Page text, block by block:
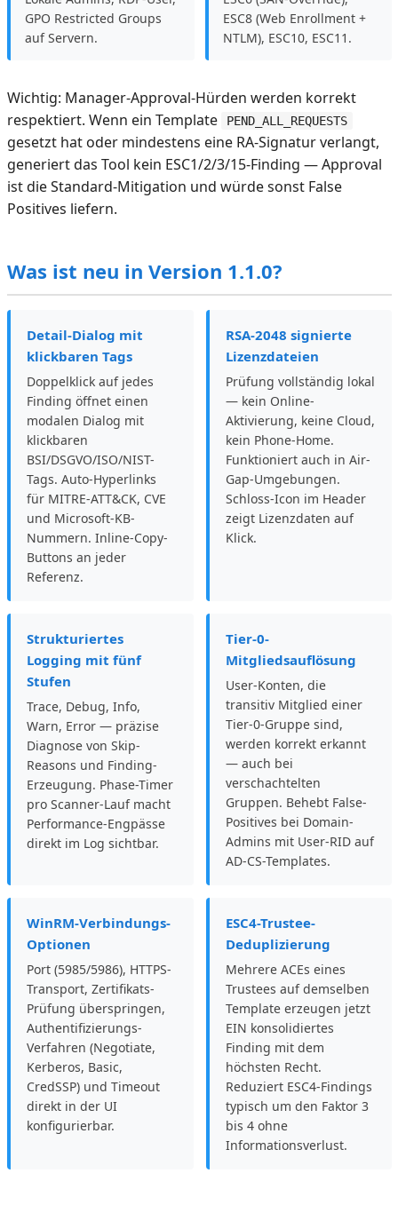
GPO Restricted Groups
auf Servern.
ESC8 (Web Enrollment +
NTLM), ESC10, ESC11.
Wichtig: Manager-Approval-Hürden werden korrekt
respektiert. Wenn ein Template
PEND_ALL_REQUESTS
gesetzt hat oder mindestens eine RA-Signatur verlangt,
generiert das Tool kein ESC1/2/3/15-Finding — Approval
ist die Standard-Mitigation und würde sonst False
Positives liefern.
Was ist neu in Version 1.1.0?
Detail-Dialog mit
klickbaren Tags
Doppelklick auf jedes
Finding öffnet einen
modalen Dialog mit
klickbaren
BSI/DSGVO/ISO/NIST-
Tags. Auto-Hyperlinks
für MITRE-ATT&CK, CVE
und Microsoft-KB-
Nummern. Inline-Copy-
Buttons an jeder
Referenz.
RSA-2048 signierte
Lizenzdateien
Prüfung vollständig lokal
— kein Online-
Aktivierung, keine Cloud,
kein Phone-Home.
Funktioniert auch in Air-
Gap-Umgebungen.
Schloss-Icon im Header
zeigt Lizenzdaten auf
Klick.
Strukturiertes
Logging mit fünf
Stufen
Trace, Debug, Info,
Warn, Error — präzise
Diagnose von Skip-
Reasons und Finding-
Erzeugung. Phase-Timer
pro Scanner-Lauf macht
Performance-Engpässe
direkt im Log sichtbar.
Tier-0-
Mitgliedsauflösung
User-Konten, die
transitiv Mitglied einer
Tier-0-Gruppe sind,
werden korrekt erkannt
— auch bei
verschachtelten
Gruppen. Behebt False-
Positives bei Domain-
Admins mit User-RID auf
AD-CS-Templates.
WinRM-Verbindungs-
Optionen
Port (5985/5986), HTTPS-
Transport, Zertifikats-
Prüfung überspringen,
Authentifizierungs-
Verfahren (Negotiate,
Kerberos, Basic,
CredSSP) und Timeout
direkt in der UI
konfigurierbar.
ESC4-Trustee-
Deduplizierung
Mehrere ACEs eines
Trustees auf demselben
Template erzeugen jetzt
EIN konsolidiertes
Finding mit dem
höchsten Recht.
Reduziert ESC4-Findings
typisch um den Faktor 3
bis 4 ohne
Informationsverlust.